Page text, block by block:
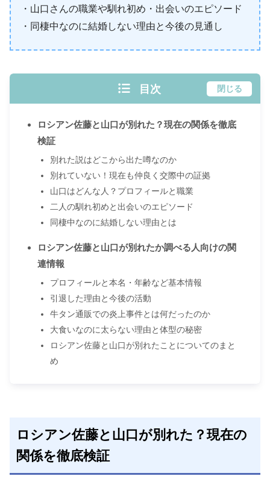
・山口さんの職業や馴れ初め・出会いのエピソード
・同棲中なのに結婚しない理由と今後の見通し
目次 閉じる
ロシアン佐藤と山口が別れた？現在の関係を徹底
検証
別れた説はどこから出た噂なのか
別れていない！現在も仲良く交際中の証拠
山口はどんな人？プロフィールと職業
二人の馴れ初めと出会いのエピソード
同棲中なのに結婚しない理由とは
ロシアン佐藤と山口が別れたか調べる人向けの関
連情報
プロフィールと本名・年齢など基本情報
引退した理由と今後の活動
牛タン通販での炎上事件とは何だったのか
大食いなのに太らない理由と体型の秘密
ロシアン佐藤と山口が別れたことについてのまと
め
ロシアン佐藤と山口が別れた？現在の
関係を徹底検証